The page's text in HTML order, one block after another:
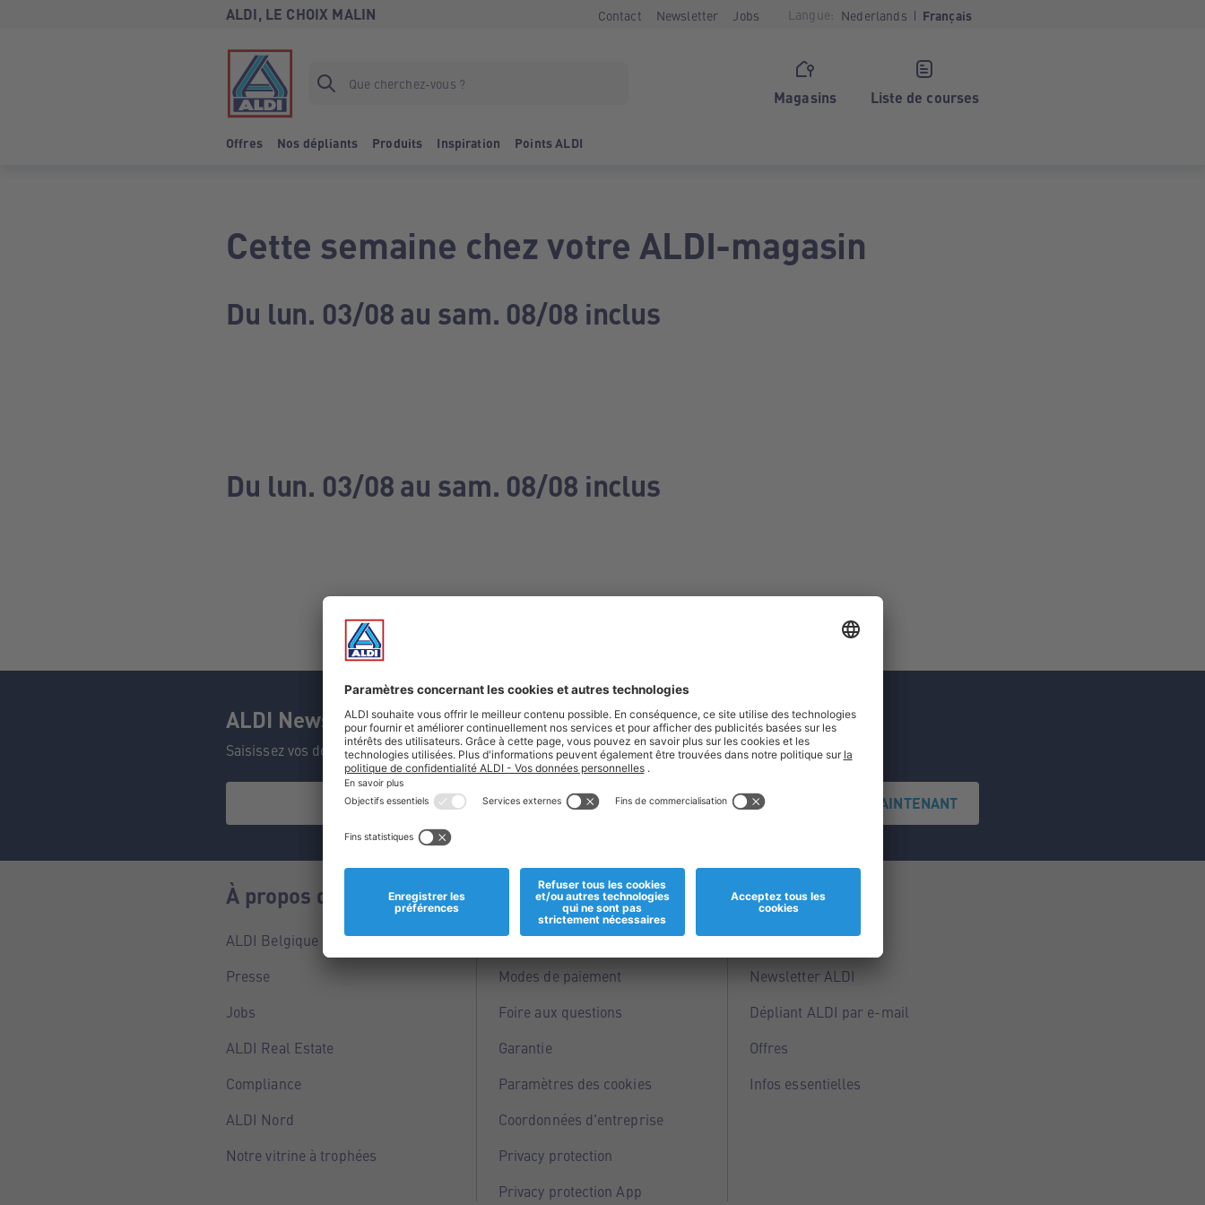
ALDI, LE CHOIX MALIN Contact Newsletter Jobs Langue: Nederlands Français
Magasins Liste de courses
Offres Nos dépliants Produits Inspiration Points ALDI
Cette semaine chez votre ALDI-magasin
Du lun. 03/08 au sam. 08/08 inclus
Du lun. 03/08 au sam. 08/08 inclus
ALDI Newsletter
Saisissez vos données et ne manquez aucune de nos offres.
S'INSCRIRE MAINTENANT
À propos de nous
ALDI Belgique
Presse
Jobs
ALDI Real Estate
Compliance
ALDI Nord
Notre vitrine à trophées
Informations
Magasins
Modes de paiement
Foire aux questions
Garantie
Paramètres des cookies
Coordonnées d'entreprise
Privacy protection
Privacy protection App
Service
Points ALDI
Newsletter ALDI
Dépliant ALDI par e-mail
Offres
Infos essentielles